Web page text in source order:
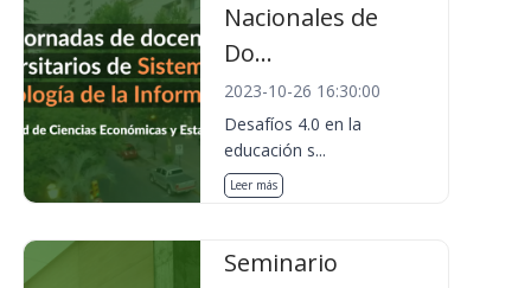
Nacionales de
Do...
2023-10-26 16:30:00
Desafíos 4.0 en la
educación s...
Leer más
Seminario